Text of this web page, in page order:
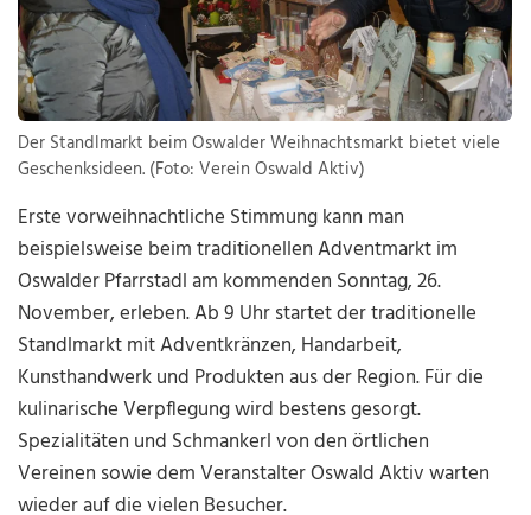
Der Standlmarkt beim Oswalder Weihnachtsmarkt bietet viele
Geschenksideen. (Foto: Verein Oswald Aktiv)
Erste vorweihnachtliche Stimmung kann man
beispielsweise beim traditionellen Adventmarkt im
Oswalder Pfarrstadl am kommenden Sonntag, 26.
November, erleben. Ab 9 Uhr startet der traditionelle
Standlmarkt mit Adventkränzen, Handarbeit,
Kunsthandwerk und Produkten aus der Region. Für die
kulinarische Verpflegung wird bestens gesorgt.
Spezialitäten und Schmankerl von den örtlichen
Vereinen sowie dem Veranstalter Oswald Aktiv warten
wieder auf die vielen Besucher.